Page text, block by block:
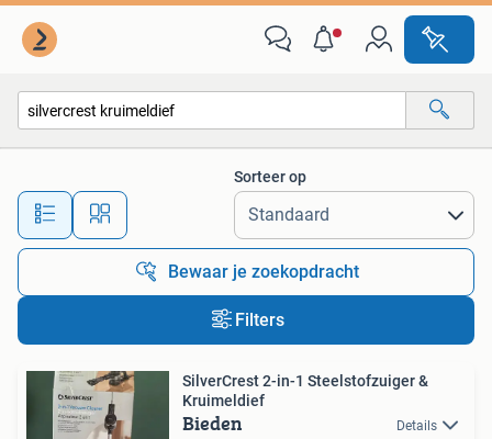
Alle afstanden…
Sorteer op
Bewaar je zoekopdracht
Filters
SilverCrest 2-in-1 Steelstofzuiger &
Kruimeldief
Bieden Details